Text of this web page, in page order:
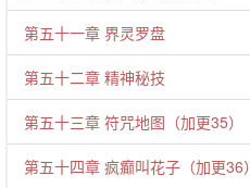
第五十一章 界灵罗盘
第五十二章 精神秘技
第五十三章 符咒地图（加更35）
第五十四章 疯癫叫花子（加更36）